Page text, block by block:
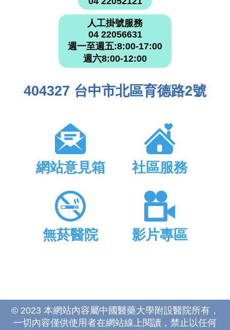
人工掛號服務
04 22056631
週一至週五:8:00-17:00
週六8:00-12:00
404327 台中市北區育德路2號
網站意見箱 社區服務
無菸醫院 影片專區
© 2023 本網站內容屬中國醫藥大學附設醫院所有，
一切內容僅供使用者在網站線上閱讀，禁止以任何